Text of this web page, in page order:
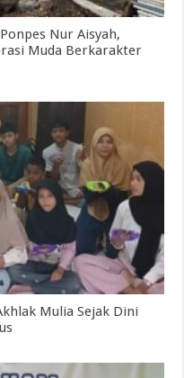
Nur Aisyah,
Muda Berkarakter
Mulia Sejak Dini